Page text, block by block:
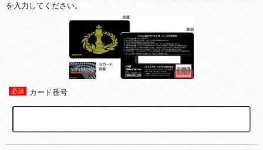
を入力してください。
カード番号